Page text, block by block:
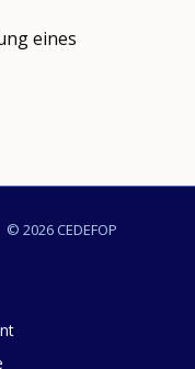
eines
© 2026 CEDEFOP